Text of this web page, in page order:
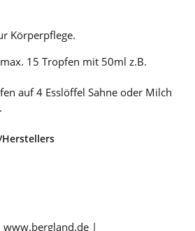
Körperpflege.
15 Tropfen mit 50ml z.B.
auf 4 Esslöffel Sahne oder Milch
Herstellers
www.bergland.de |